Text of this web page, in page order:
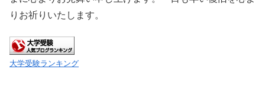
りお祈りいたします。
大学受験ランキング